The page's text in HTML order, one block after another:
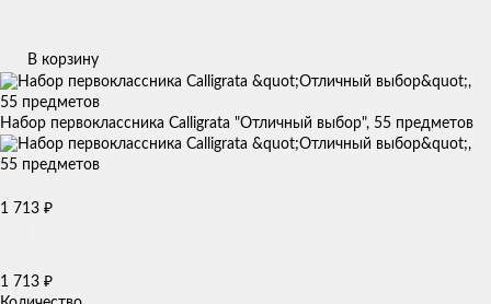
В корзину
Набор первоклассника Calligrata "Отличный выбор", 55 предметов
1 713 ₽
1 713 ₽